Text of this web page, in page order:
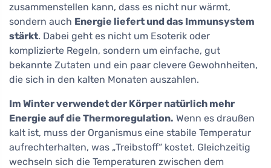
zusammenstellen kann, dass es nicht nur wärmt,
sondern auch Energie liefert und das Immunsystem
stärkt. Dabei geht es nicht um Esoterik oder
komplizierte Regeln, sondern um einfache, gut
bekannte Zutaten und ein paar clevere Gewohnheiten,
die sich in den kalten Monaten auszahlen.
Im Winter verwendet der Körper natürlich mehr
Energie auf die Thermoregulation. Wenn es draußen
kalt ist, muss der Organismus eine stabile Temperatur
aufrechterhalten, was „Treibstoff“ kostet. Gleichzeitig
wechseln sich die Temperaturen zwischen dem